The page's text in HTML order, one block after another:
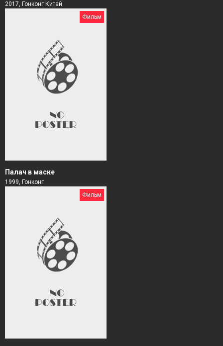
2017, Гонконг Китай
Фильм
Палач в маске
1999, Гонконг
Фильм